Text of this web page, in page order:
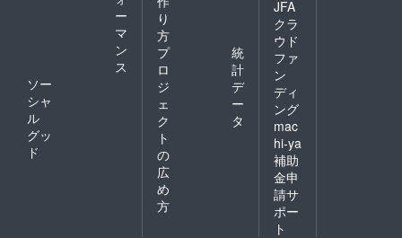
ー
マ
ン
ス
ソー
シャ
ル
グッ
ド
り
方
プ
ロ
ジ
ェ
ク
ト
の
広
め
方
統
計
デ
ー
タ
JFA
クラ
ウド
ファ
ン
ディ
ング
mac
hi-ya
補助
金申
請サ
ポー
ト